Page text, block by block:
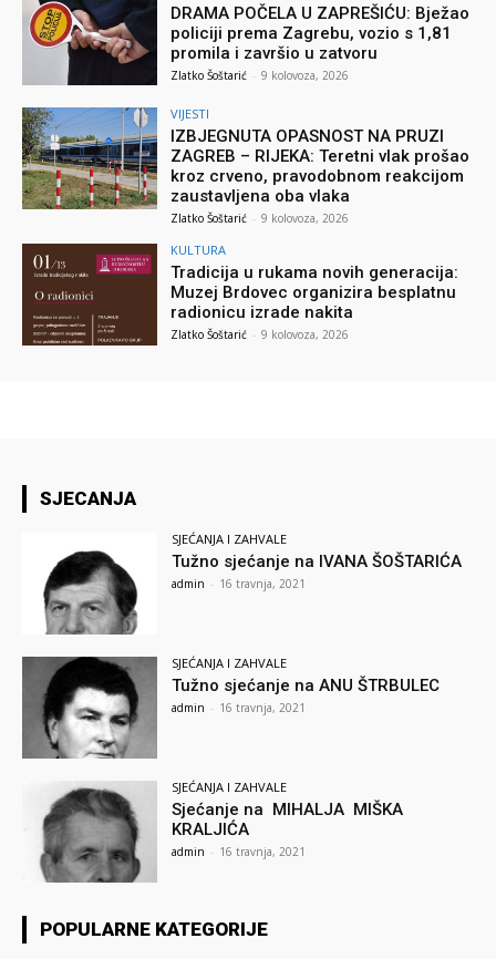
DRAMA POČELA U ZAPREŠIĆU: Bježao
policiji prema Zagrebu, vozio s 1,81
promila i završio u zatvoru
Zlatko Šoštarić - 9 kolovoza, 2026
VIJESTI
IZBJEGNUTA OPASNOST NA PRUZI
ZAGREB – RIJEKA: Teretni vlak prošao
kroz crveno, pravodobnom reakcijom
zaustavljena oba vlaka
Zlatko Šoštarić - 9 kolovoza, 2026
KULTURA
Tradicija u rukama novih generacija:
Muzej Brdovec organizira besplatnu
radionicu izrade nakita
Zlatko Šoštarić - 9 kolovoza, 2026
SJECANJA
SJEĆANJA I ZAHVALE
Tužno sjećanje na IVANA ŠOŠTARIĆA
admin - 16 travnja, 2021
SJEĆANJA I ZAHVALE
Tužno sjećanje na ANU ŠTRBULEC
admin - 16 travnja, 2021
SJEĆANJA I ZAHVALE
Sjećanje na MIHALJA MIŠKA
KRALJIĆA
admin - 16 travnja, 2021
POPULARNE KATEGORIJE